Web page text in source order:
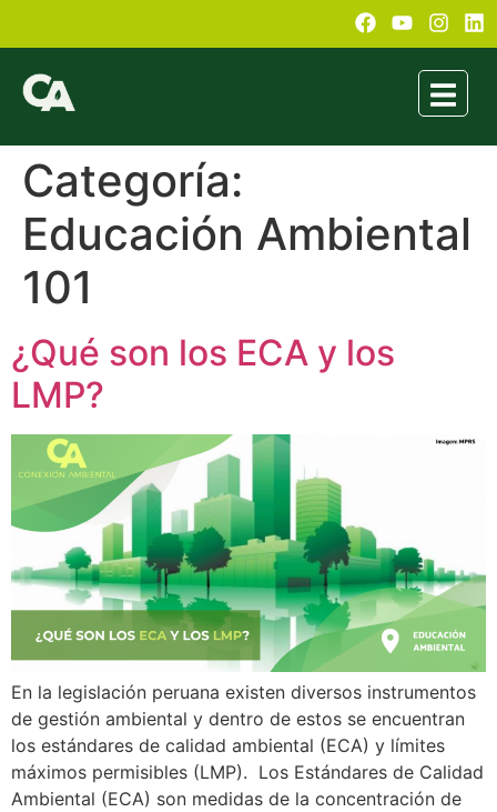
Categoría:
Educación Ambiental
101
¿Qué son los ECA y los
LMP?
En la legislación peruana existen diversos instrumentos
de gestión ambiental y dentro de estos se encuentran
los estándares de calidad ambiental (ECA) y límites
máximos permisibles (LMP). Los Estándares de Calidad
Ambiental (ECA) son medidas de la concentración de